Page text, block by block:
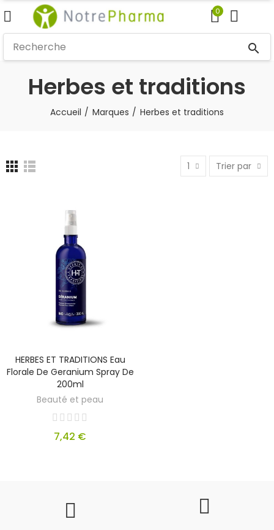
0
search
Herbes et traditions
Accueil Marques Herbes et traditions
1 Trier par
HERBES ET TRADITIONS Eau
Florale De Geranium Spray De
200ml
Beauté et peau
7,42 €